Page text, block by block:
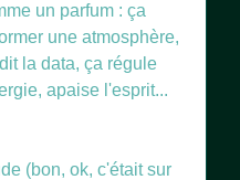
un parfum : ça
une atmosphère,
la data, ça régule
apaise l'esprit...
(bon, ok, c'était sur